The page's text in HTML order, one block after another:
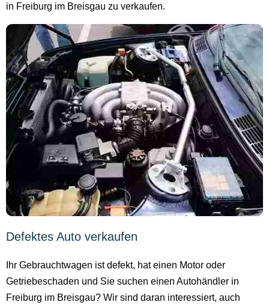
in Freiburg im Breisgau zu verkaufen.
Defektes Auto verkaufen
Ihr Gebrauchtwagen ist defekt, hat einen Motor oder
Getriebeschaden und Sie suchen einen Autohändler in
Freiburg im Breisgau? Wir sind daran interessiert, auch